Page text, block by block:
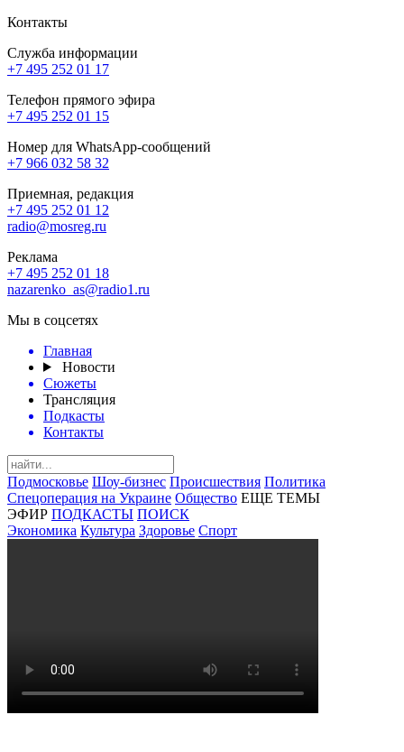
Контакты
Служба информации
+7 495 252 01 17
Телефон прямого эфира
+7 495 252 01 15
Номер для WhatsApp-сообщений
+7 966 032 58 32
Приемная, редакция
+7 495 252 01 12
radio@mosreg.ru
Реклама
+7 495 252 01 18
nazarenko_as@radio1.ru
Мы в соцсетях
Главная
Новости
Сюжеты
Трансляция
Подкасты
Контакты
Подмосковье Шоу-бизнес Происшествия Политика
Спецоперация на Украине Общество ЕЩЕ ТЕМЫ
ЭФИР ПОДКАСТЫ ПОИСК
Экономика Культура Здоровье Спорт